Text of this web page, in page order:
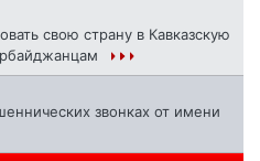
свою страну в Кавказскую
звонках от имени